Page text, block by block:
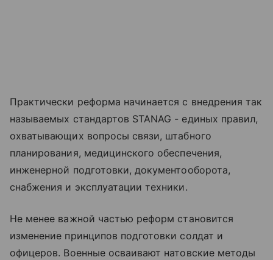
Практически реформа начинается с внедрения так
называемых стандартов STANAG - единых правил,
охватывающих вопросы связи, штабного
планирования, медицинского обеспечения,
инженерной подготовки, документооборота,
снабжения и эксплуатации техники.
Не менее важной частью реформ становится
изменение принципов подготовки солдат и
офицеров. Военные осваивают натовские методы